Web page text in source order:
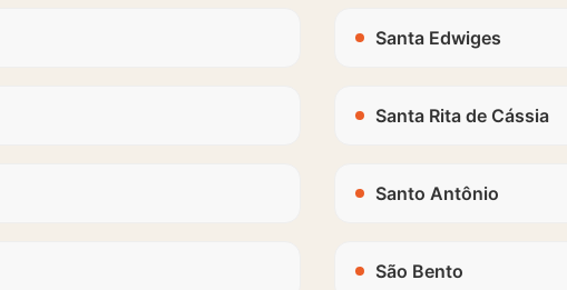
Santa Edwiges
Santa Rita de Cássia
Santo Antônio
São Bento